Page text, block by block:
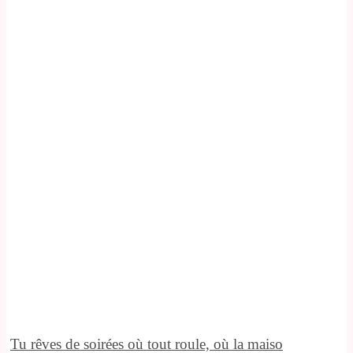
Tu rêves de soirées où tout roule, où la maiso